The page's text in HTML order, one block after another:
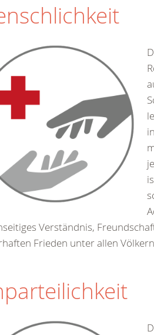
Verständnis,
Frieden unter allen